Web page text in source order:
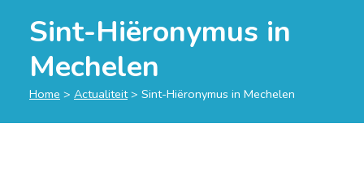
Sint-Hiëronymus in
Mechelen
Home > Actualiteit> Sint-Hiëronymus in Mechelen